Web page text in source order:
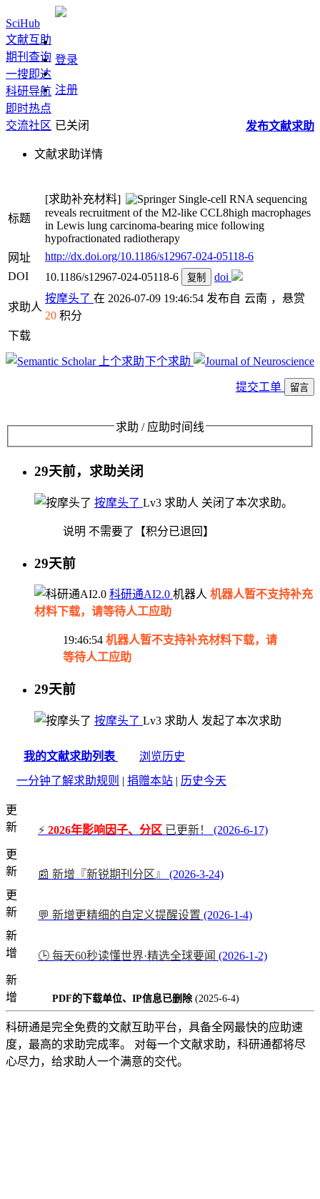
SciHub
文献互助
期刊查询
一搜即达
科研导航
即时热点
交流社区
登录
注册
发布文献求助
已关闭
文献求助详情
标题
[求助补充材料]
Single-cell RNA sequencing
reveals recruitment of the M2-like CCL8high macrophages
in Lewis lung carcinoma-bearing mice following
hypofractionated radiotherapy
网址
http://dx.doi.org/10.1186/s12967-024-05118-6
DOI
10.1186/s12967-024-05118-6 复制 doi
求助人
按摩头了 在 2026-07-09 19:46:54 发布自 云南 ，悬赏
20 积分
下载
上个求助下个求助
提交工单 留言
求助 / 应助时间线
29天前，求助关闭
按摩头了 Lv3 求助人 关闭了本次求助。
说明 不需要了【积分已退回】
29天前
科研通AI2.0 机器人 机器人暂不支持补充
材料下载，请等待人工应助
19:46:54 机器人暂不支持补充材料下载，请
等待人工应助
29天前
按摩头了 Lv3 求助人 发起了本次求助
我的文献求助列表
浏览历史
一分钟了解求助规则 | 捐赠本站 | 历史今天
更
新
⚡ 2026年影响因子、分区 已更新！
(2026-6-17)
更
新
📰 新增『新锐期刊分区』
(2026-3-24)
更
新
💬 新增更精细的自定义提醒设置 (2026-1-4)
新
增
🕒 每天60秒读懂世界·精选全球要闻 (2026-1-2)
新
增
PDF的下载单位、IP信息已删除 (2025-6-4)
科研通是完全免费的文献互助平台，具备全网最快的应助速
度，最高的求助完成率。 对每一个文献求助，科研通都将尽
心尽力，给求助人一个满意的交代。